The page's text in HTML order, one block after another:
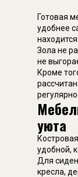
Готовая
удобнее
Зола не
не
Кроме
уюта
удобной,
Для
кресла,